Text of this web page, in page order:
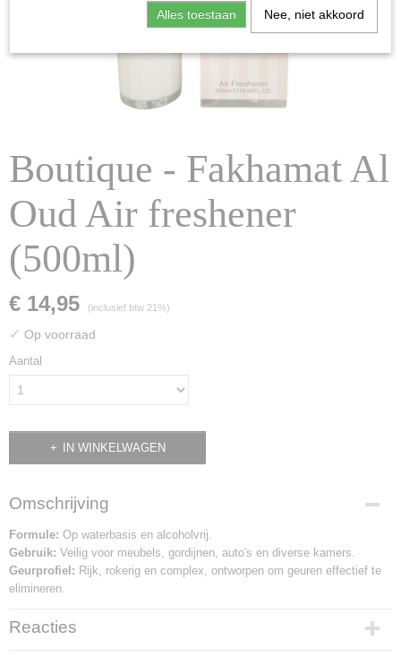
Boutique - Fakhamat Al
Oud Air freshener
(500ml)
€ 14,95 (inclusief btw 21%)
✓ Op voorraad
Aantal
IN WINKELWAGEN
Omschrijving
Formule: Op waterbasis en alcoholvrij.
Gebruik: Veilig voor meubels, gordijnen, auto's en diverse kamers.
Geurprofiel: Rijk, rokerig en complex, ontworpen om geuren effectief te
elimineren.
Reacties
Alles toestaan Nee, niet akkoord